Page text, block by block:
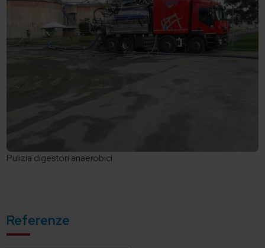
Pulizia digestori anaerobici
Referenze